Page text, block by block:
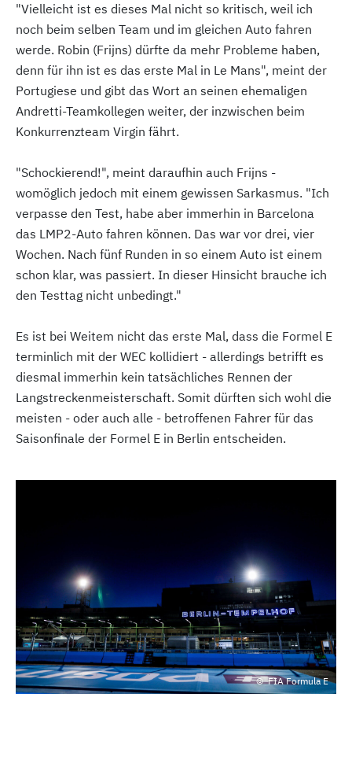
"Vielleicht ist es dieses Mal nicht so kritisch, weil ich
noch beim selben Team und im gleichen Auto fahren
werde. Robin (Frijns) dürfte da mehr Probleme haben,
denn für ihn ist es das erste Mal in Le Mans", meint der
Portugiese und gibt das Wort an seinen ehemaligen
Andretti-Teamkollegen weiter, der inzwischen beim
Konkurrenzteam Virgin fährt.
"Schockierend!", meint daraufhin auch Frijns -
womöglich jedoch mit einem gewissen Sarkasmus. "Ich
verpasse den Test, habe aber immerhin in Barcelona
das LMP2-Auto fahren können. Das war vor drei, vier
Wochen. Nach fünf Runden in so einem Auto ist einem
schon klar, was passiert. In dieser Hinsicht brauche ich
den Testtag nicht unbedingt."
Es ist bei Weitem nicht das erste Mal, dass die Formel E
terminlich mit der WEC kollidiert - allerdings betrifft es
diesmal immerhin kein tatsächliches Rennen der
Langstreckenmeisterschaft. Somit dürften sich wohl die
meisten - oder auch alle - betroffenen Fahrer für das
Saisonfinale der Formel E in Berlin entscheiden.
FIA Formula E